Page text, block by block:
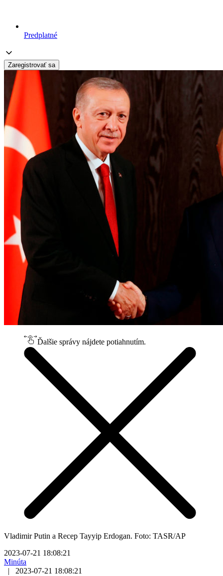
Predplatné
Zaregistrovať sa
Ďalšie správy nájdete potiahnutím.
Vladimir Putin a Recep Tayyip Erdogan. Foto: TASR/AP
2023-07-21 18:08:21
Minúta
|
2023-07-21 18:08:21